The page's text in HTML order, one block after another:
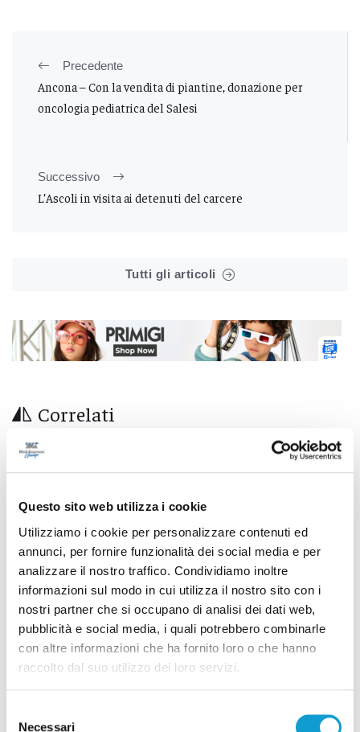
Questo sito web utilizza i cookie
Utilizziamo i cookie per personalizzare contenuti ed
annunci, per fornire funzionalità dei social media e per
analizzare il nostro traffico. Condividiamo inoltre
informazioni sul modo in cui utilizza il nostro sito con i
nostri partner che si occupano di analisi dei dati web,
pubblicità e social media, i quali potrebbero combinarle
con altre informazioni che ha fornito loro o che hanno
raccolto dal suo utilizzo dei loro servizi.
Necessari
Precedente
Ancona – Con la vendita di piantine, donazione per
oncologia pediatrica del Salesi
Successivo
L’Ascoli in visita ai detenuti del carcere
Tutti gli articoli
Correlati